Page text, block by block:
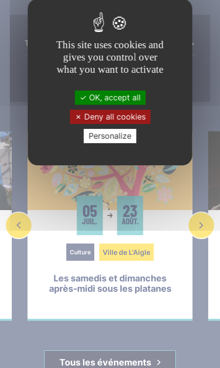
Toutes les thémathiques
05
JUIL.
23
AOÛT.
Culture Ville de L'Aigle
Les samedis et dimanches
après-midi sous les platanes
Tous les événements
This site uses cookies and
gives you control over
what you want to activate
OK, accept all
Deny all cookies
Personalize